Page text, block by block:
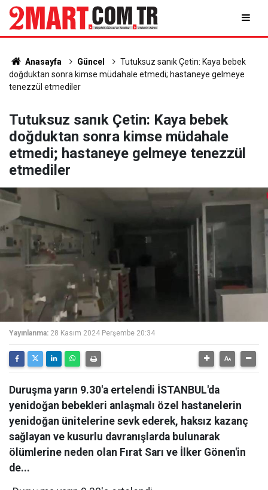
Anasayfa Güncel
Tutuksuz sanık Çetin: Kaya bebek
doğduktan sonra kimse müdahale etmedi; hastaneye gelmeye
tenezzül etmediler
Tutuksuz sanık Çetin: Kaya bebek
doğduktan sonra kimse müdahale
etmedi; hastaneye gelmeye tenezzül
etmediler
Yayınlanma: 28 Kasım 2024 Perşembe 20:34
Duruşma yarın 9.30'a ertelendi İSTANBUL'da
yenidoğan bebekleri anlaşmalı özel hastanelerin
yenidoğan ünitelerine sevk ederek, haksız kazanç
sağlayan ve kusurlu davranışlarda bulunarak
ölümlerine neden olan Fırat Sarı ve İlker Gönen'in
de...